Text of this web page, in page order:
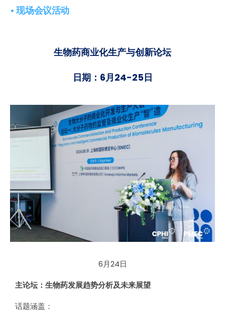
• 现场会议活动
生物药商业化生产与创新论坛
日期：6月24-25日
6月24日
主论坛：生物药发展趋势分析及未来展望
话题涵盖：